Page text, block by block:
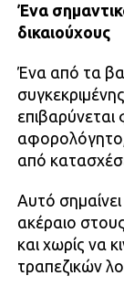
Ένα
δικαιούχους
Ένα από τα
από
Αυτό
ακέραιο
και χωρίς να
τραπεζικών